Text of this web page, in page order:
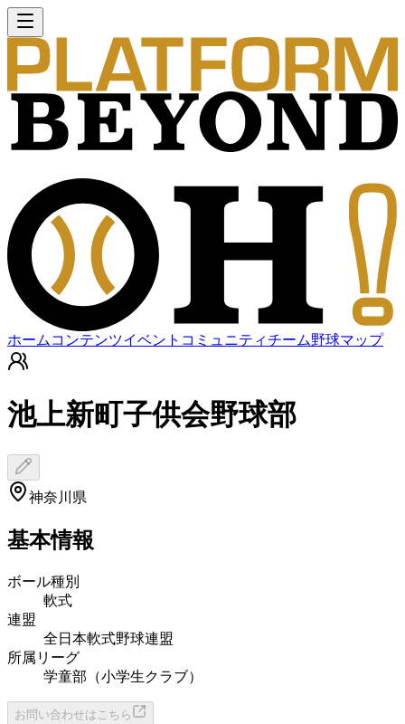
ホーム コンテンツイベント コミュニティチーム野球マップ
池上新町子供会野球部
神奈川県
基本情報
ボール種別
軟式
連盟
全日本軟式野球連盟
所属リーグ
学童部（小学生クラブ）
お問い合わせはこちら